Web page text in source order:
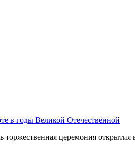
в годы Великой Отечественной
торжественная церемония